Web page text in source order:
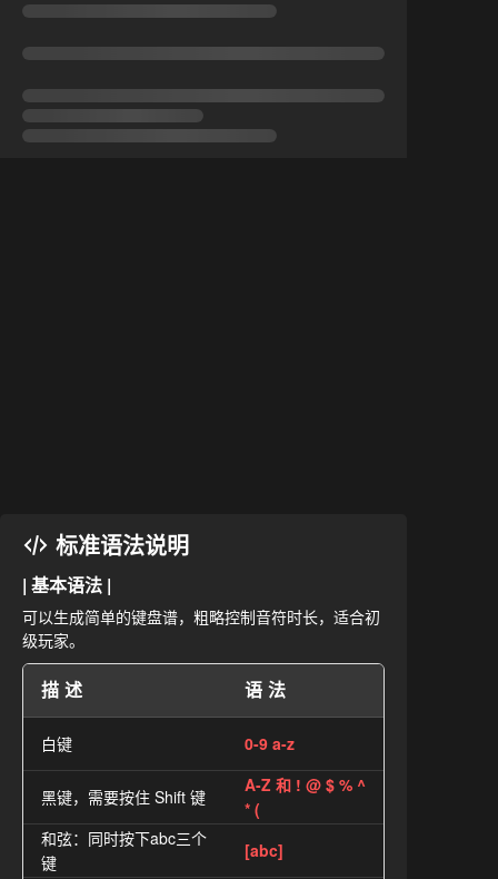
标准语法说明
| 基本语法 |
可以生成简单的键盘谱，粗略控制音符时长，适合初
级玩家。
描述 语法
白键 0-9 a-z
黑键，需要按住 Shift 键
A-Z 和 ! @ $ % ^
* (
和弦：同时按下abc三个
键
[abc]